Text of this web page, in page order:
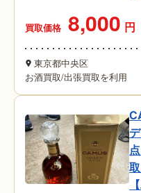
買取価格 8,000 円
東京都中央区
お酒買取/出張買取を利用